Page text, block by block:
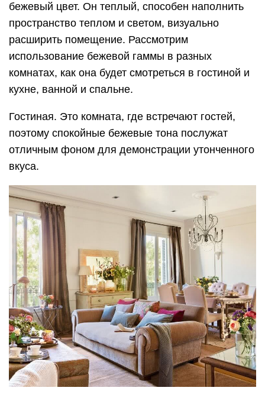
бежевый цвет. Он теплый, способен наполнить
пространство теплом и светом, визуально
расширить помещение. Рассмотрим
использование бежевой гаммы в разных
комнатах, как она будет смотреться в гостиной и
кухне, ванной и спальне.
Гостиная. Это комната, где встречают гостей,
поэтому спокойные бежевые тона послужат
отличным фоном для демонстрации утонченного
вкуса.